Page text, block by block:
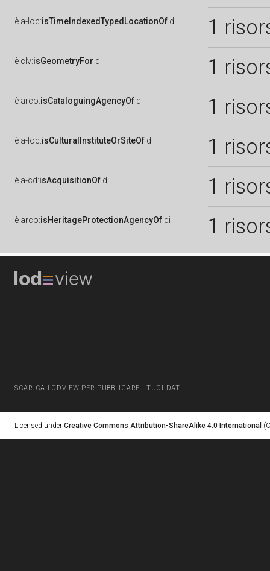
è a-loc:isTimeIndexedTypedLocationOf di 1
è clv:isGeometryFor di 1
è arco:isCataloguingAgencyOf di 1
è a-loc:isCulturalInstituteOrSiteOf di 1
è a-cd:isAcquisitionOf di 1
è arco:isHeritageProtectionAgencyOf di 1
SCARICA LODVIEW PER PUBBLICARE I TUOI DATI
Licensed under Creative Commons Attribution-ShareAlike 4.0 International